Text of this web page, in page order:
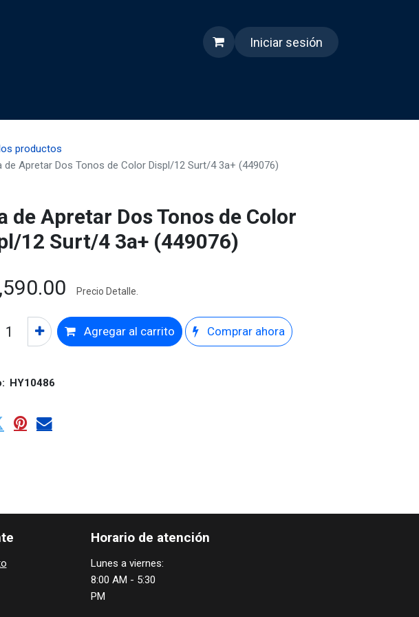
Iniciar sesión
productos
de Apretar Dos Tonos de Color Displ/12 Surt/4 3a+ (449076)
de Apretar Dos Tonos de Color
12 Surt/4 3a+ (449076)
Precio Detalle.
Agregar al carrito Comprar ahora
HY10486
Horario de atención
Lunes a viernes:
8:00 AM - 5:30
PM